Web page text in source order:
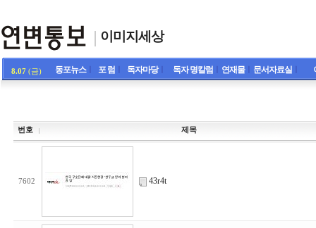
이미지세상
8.07 (금) 동포뉴스ㅣ 포 럼 독자마당ㅣ 독자 명칼럼 연재물ㅣ 문서자료실
번호 제목
7602 43r4t